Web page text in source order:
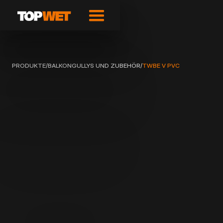
PRODUKTE/BALKONGULLYS UND ZUBEHÖR/TWBE V PVC